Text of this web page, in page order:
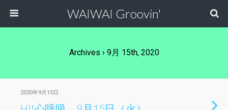
WAIWAI Groovin'
Archives › 9月 15th, 2020
2020年9月15日